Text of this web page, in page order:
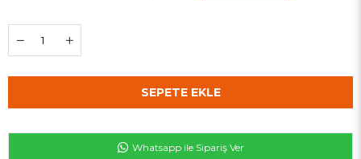
Whatsapp ile Sipariş Ver